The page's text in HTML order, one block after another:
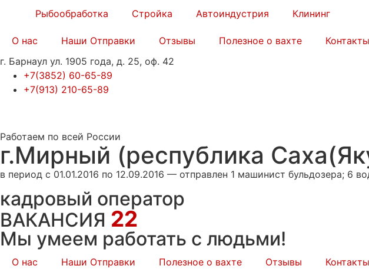
Рыбообработка Стройка Автоиндустрия Клининг
О нас Наши Отправки Отзывы Полезное о вахте
Контакты
г. Барнаул ул. 1905 года, д. 25, оф. 42
+7(3852) 60-65-89
+7(913) 210-65-89
Работаем по всей России
г.Мирный (республика
в период с 01.01.2016 по 12.09.2016 — отправлен 1 машинист бульдозера; 6
кадровый оператор
ВАКАНСИЯ 22
Мы умеем работать с людьми!
О нас Наши Отправки Полезное о вахте Отзывы
Контакты